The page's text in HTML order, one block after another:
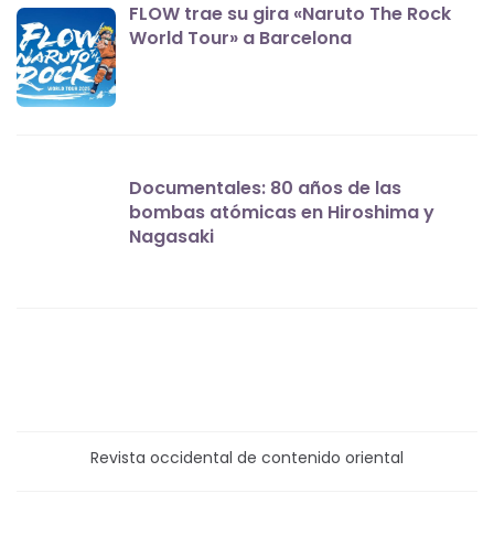
FLOW trae su gira «Naruto The Rock
World Tour» a Barcelona
Documentales: 80 años de las
bombas atómicas en Hiroshima y
Nagasaki
Revista occidental de contenido oriental